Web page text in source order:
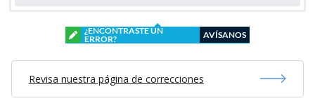
¿ENCONTRASTE UN
ERROR?
AVÍSANOS
Revisa nuestra página de correcciones